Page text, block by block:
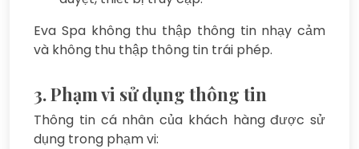
Eva Spa không thu thập thông tin nhạy cảm
và không thu thập thông tin trái phép.
3. Phạm vi sử dụng thông tin
Thông tin cá nhân của khách hàng được sử
dụng trong phạm vi: